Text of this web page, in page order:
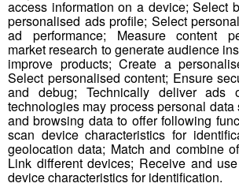
Max Jaunin, de laBrasserie La
notre invité à l'occasionJournée
bière🍺 pour nous parler de sa
access information on a device; Select
personalised ads profile; Select
ad performance; Measure content
market research to generate audience
improve products; Create a
Select personalised content; Ensure
and debug; Technically deliver ads
technologies may process personal
and browsing data to offer following
scan device characteristics for
geolocation data; Match and combine
Link different devices; Receive and
device characteristics for identification.